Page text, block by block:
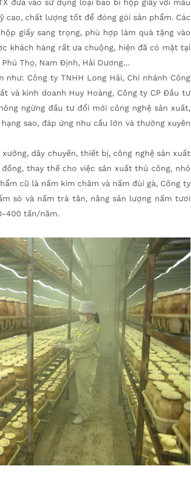
đưa vào sử dụng loại bao bì hộp giấy với mẫu
chất lượng tốt để đóng gói sản phẩm. Các
giấy sang trọng, phù hợp làm quà tặng vào
khách hàng rất ưa chuộng, hiện đã có mặt tại
Thọ, Nam Định, Hải Dương…
như: Công ty TNHH Long Hải, Chi nhánh Công
và kinh doanh Huy Hoàng, Công ty CP Đầu tư
ngừng đầu tư đổi mới công nghệ sản xuất,
sao, đáp ứng nhu cầu lớn và thường xuyên
dây chuyền, thiết bị, công nghệ sản xuất
thay thế cho việc sản xuất thủ công, nhỏ
cũ là nấm kim châm và nấm đùi gà, Công ty
sò và nấm trà tân, nâng sản lượng nấm tươi
400 tấn/năm.